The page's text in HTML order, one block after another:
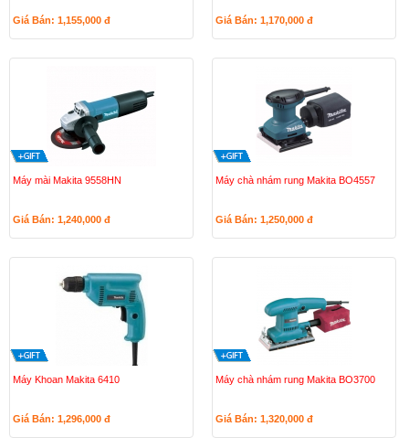
Giá Bán: 1,155,000 đ Giá Bán: 1,170,000 đ
Máy mài Makita 9558HN
Giá Bán: 1,240,000 đ
Máy chà nhám rung Makita BO4557
Giá Bán: 1,250,000 đ
Máy Khoan Makita 6410
Giá Bán: 1,296,000 đ
Máy chà nhám rung Makita BO3700
Giá Bán: 1,320,000 đ